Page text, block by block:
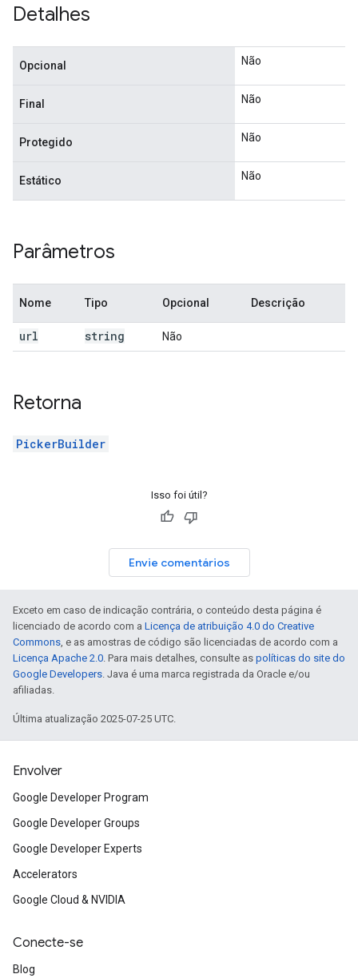
Detalhes
Opcional Não
Final Não
Protegido Não
Estático Não
Parâmetros
Nome Tipo Opcional Descrição
url string Não
Retorna
PickerBuilder
Isso foi útil?
Envie comentários
Exceto em caso de indicação contrária, o conteúdo desta página é
licenciado de acordo com a Licença de atribuição 4.0 do Creative
Commons, e as amostras de código são licenciadas de acordo com a
Licença Apache 2.0. Para mais detalhes, consulte as políticas do site do
Google Developers. Java é uma marca registrada da Oracle e/ou
afiliadas.
Última atualização 2025-07-25 UTC.
Envolver
Google Developer Program
Google Developer Groups
Google Developer Experts
Accelerators
Google Cloud & NVIDIA
Conecte-se
Blog